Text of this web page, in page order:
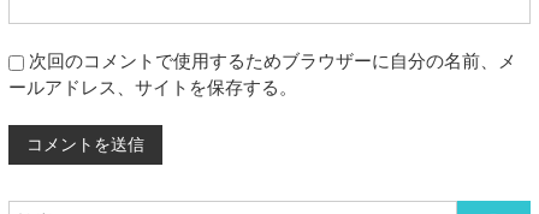
次回のコメントで使用するためブラウザーに自分の名前、メ
ールアドレス、サイトを保存する。